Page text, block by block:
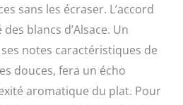
sans les écraser. L’accord
blancs d’Alsace. Un
ses notes caractéristiques de
douces, fera un écho
aromatique du plat. Pour